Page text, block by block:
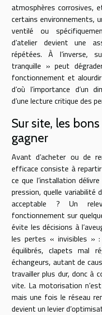
atmosphères corrosives,
certains environnements,
ventilé ou
d’atelier devient une
répétées. À l’inverse,
tranquille » peut
fonctionnement et
d’où l’importance d’un
d’une lecture critique des
Sur site, les
gagner
Avant d’acheter ou de
efficace consiste à
ce que l’installation
pression, quelle variabilité
acceptable ? Un
fonctionnement sur
évite les décisions à
les pertes « invisibles »
équilibrés, clapets mal
échangeurs, autant de
travailler plus dur, donc à
vite. La motorisation
mais une fois le réseau
devient un levier